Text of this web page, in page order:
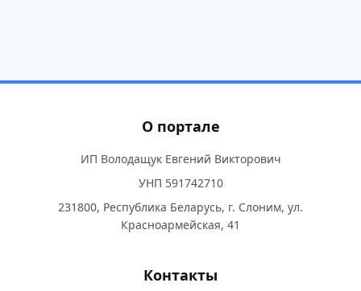
О портале
ИП Володащук Евгений Викторович
УНП 591742710
231800, Республика Беларусь, г. Слоним, ул.
Красноармейская, 41
Контакты